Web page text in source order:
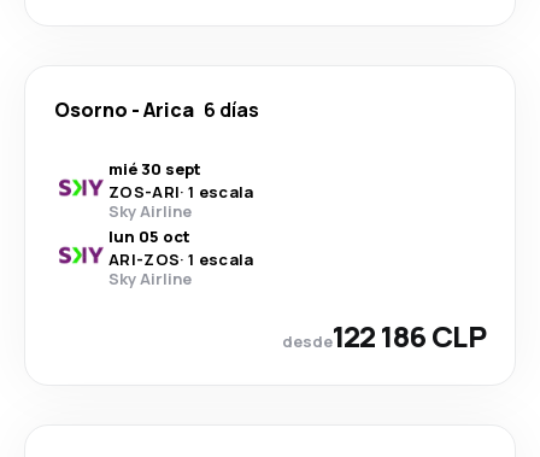
Osorno -Arica 6 días
mié 30 sept
ZOS-ARI· 1 escala
Sky Airline
lun 05 oct
ARI-ZOS· 1 escala
Sky Airline
desde122 186 CLP